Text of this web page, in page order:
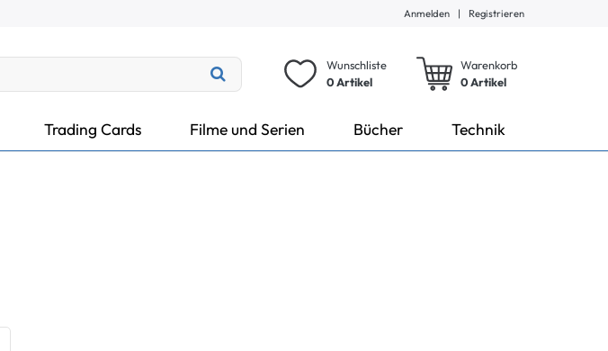
Anmelden | Registrieren
Wunschliste
0 Artikel
Warenkorb
0Artikel
Trading Cards Filme und Serien Bücher Technik